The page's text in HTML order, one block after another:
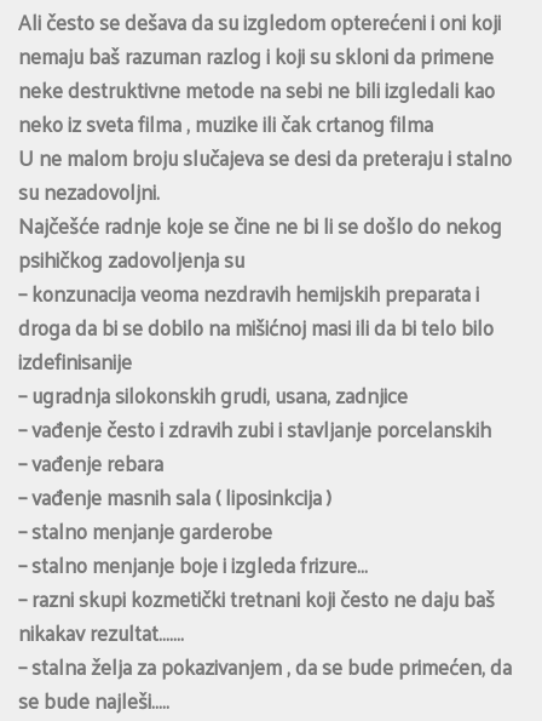
Ali često se dešava da su izgledom opterećeni i oni koji
nemaju baš razuman razlog i koji su skloni da primene
neke destruktivne metode na sebi ne bili izgledali kao
neko iz sveta filma , muzike ili čak crtanog filma
U ne malom broju slučajeva se desi da preteraju i stalno
su nezadovoljni.
Najčešće radnje koje se čine ne bi li se došlo do nekog
psihičkog zadovoljenja su
– konzunacija veoma nezdravih hemijskih preparata i
droga da bi se dobilo na mišićnoj masi ili da bi telo bilo
izdefinisanije
– ugradnja silokonskih grudi, usana, zadnjice
– vađenje često i zdravih zubi i stavljanje porcelanskih
– vađenje rebara
– vađenje masnih sala ( liposinkcija )
– stalno menjanje garderobe
– stalno menjanje boje i izgleda frizure…
– razni skupi kozmetički tretnani koji često ne daju baš
nikakav rezultat…….
– stalna želja za pokazivanjem , da se bude primećen, da
se bude najleši…..